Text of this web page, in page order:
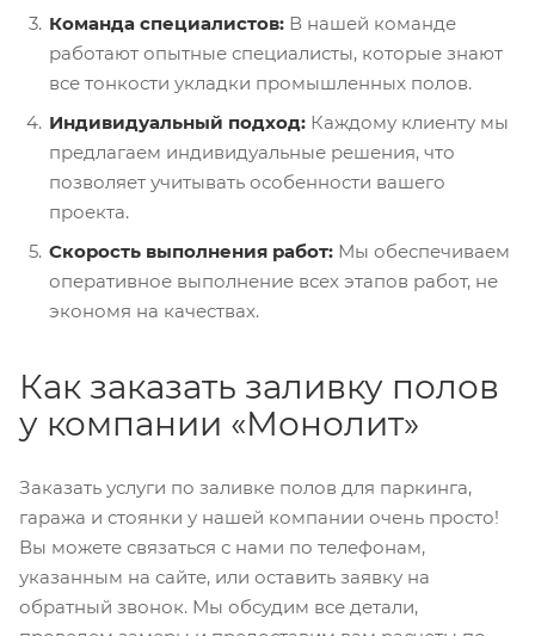
Команда специалистов: В нашей команде
работают опытные специалисты, которые знают
все тонкости укладки промышленных полов.
Индивидуальный подход: Каждому клиенту мы
предлагаем индивидуальные решения, что
позволяет учитывать особенности вашего
проекта.
Скорость выполнения работ: Мы обеспечиваем
оперативное выполнение всех этапов работ, не
экономя на качествах.
Как заказать заливку полов
у компании «Монолит»
Заказать услуги по заливке полов для паркинга,
гаража и стоянки у нашей компании очень просто!
Вы можете связаться с нами по телефонам,
указанным на сайте, или оставить заявку на
обратный звонок. Мы обсудим все детали,